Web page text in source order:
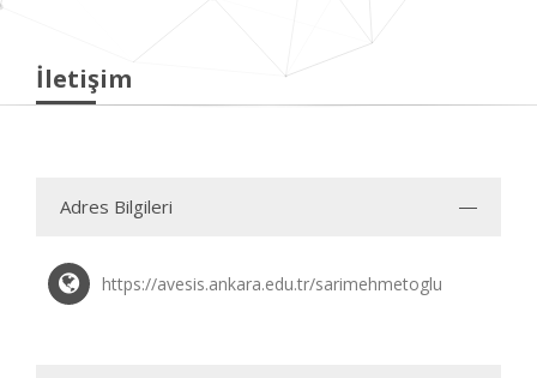
İletişim
Adres Bilgileri
https://avesis.ankara.edu.tr/sarimehmetoglu